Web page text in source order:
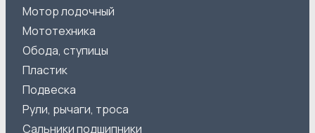
Мотор лодочный
Мототехника
Обода, ступицы
Пластик
Подвеска
Рули, рычаги, троса
Сальники подшипники